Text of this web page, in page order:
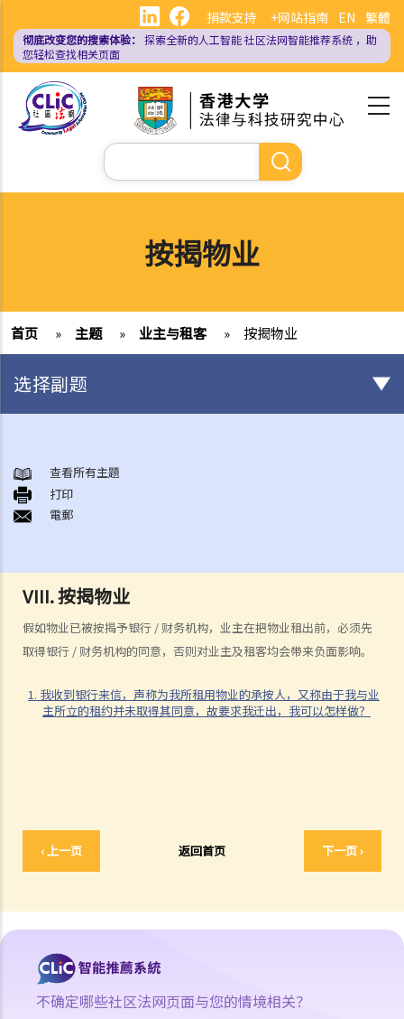
主
EN 繁體
捐款支持 +网站指南
彻底改变您的搜索体验： 探索全新的人工智能社区法网智能推荐系统 ，助
您轻松查找相关页面
搜
索
按揭物业
首页 » 主题 » 业主与租客 » 按揭物业
VIII. 按揭物业
假如物业已被按揭予银行 / 财务机构，业主在把物业租出前，必须先
取得银行 / 财务机构的同意，否则对业主及租客均会带来负面影响。
1. 我收到银行来信，声称为我所租用物业的承按人，又称由于我与业
主所立的租约并未取得其同意，故要求我迁出，我可以怎样做？
‹ 上一页 返回首页 下一页 ›
选择副题
1. 香港有甚么政府部门专门处理有关租赁的事项？假若在租赁事项上出
现纠纷／问题，应向那一个部门求助？
2. 有关政府物业（例如公屋单位或政府商场铺位）的租务问题，我怎样
3. 「租赁」（tenancy）和「特许权」（licence）有甚么分别？
4. 我可以转换或使用我的物业（或其分隔式房间）批出短期租约/特许权
以提供房间或床位（类似于Airbnb住宿或「胶囊旅馆」）吗？
5. 当双方签署正式租约之前，业主有时会要求租客签署一份类似临时租
文件有甚麽后果？
6. 我可否出租或以其他方式容许占用人入住《房屋条例》下的资助房屋
途 (例如：已登记或非登记寮屋、天台违例建筑物、工业大厦、货柜屋
判决摘要1：若欠缺租约必须具备的条款，便不构成具法律约束力的合
约 (World Food Fair Ltd 诉 Hong Kong Island Development Ltd)
判决摘要2：无就租赁物业于租赁期间适合居住或适合租客使用的隐含
保证（陈敏庄 诉 唐帜章）
判决摘要3：干扰安宁享用需要对物业的享用造成一定程度的实质性物
查看所有主題
打印
電郵
不确定哪些社区法网页面与您的情境相关？